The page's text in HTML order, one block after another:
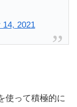
14, 2021
使って積極的に